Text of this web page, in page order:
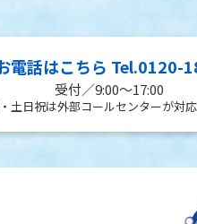
電話はこちら Tel.0120-
受付／9:00～17:00
土日祝は外部コールセンターが対応